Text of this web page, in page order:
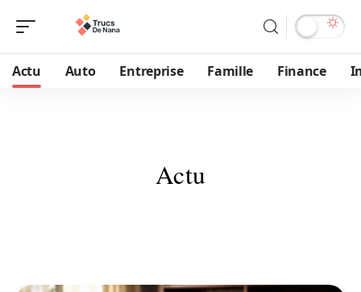
Actu Auto Entreprise Famille Finance
Actu